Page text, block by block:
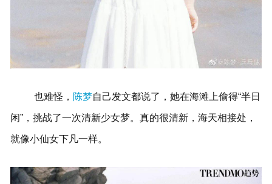
也难怪， 陈梦自己发文都说了，她在海滩上偷得“半日
闲”，挑战了一次清新少女梦。真的很清新，海天相接处，
就像小仙女下凡一样。